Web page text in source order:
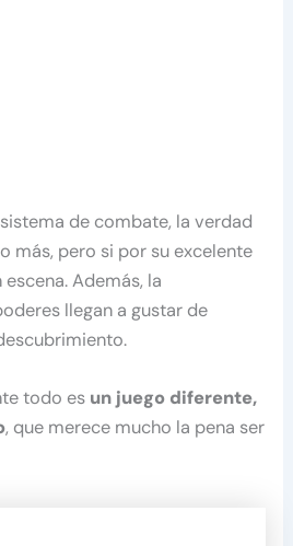
de combate, la verdad
más, pero si por su excelente
Además, la
llegan a gustar de
todo es un juego diferente,
, que merece mucho la pena ser